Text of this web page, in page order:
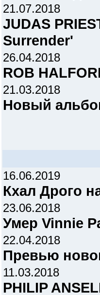
21.07.2018
JUDAS
Surrender'
26.04.2018
ROB
21.03.2018
Новый
16.06.2019
Кхал Дрого
23.06.2018
Умер Vinnie
22.04.2018
Превью
11.03.2018
PHILIP